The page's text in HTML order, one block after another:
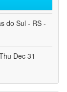
do Sul - RS -
Dec 31